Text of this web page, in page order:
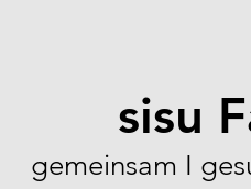
sisu
gemeinsam I